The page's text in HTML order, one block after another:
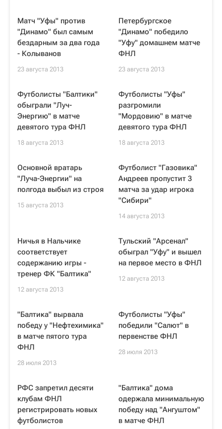
Матч "Уфы" против
"Динамо" был самым
бездарным за два года
- Колыванов
23 августа 2013
Петербургское
"Динамо" победило
"Уфу" домашнем матче
ФНЛ
23 августа 2013
Футболисты "Балтики"
обыграли "Луч-
Энергию" в матче
девятого тура ФНЛ
18 августа 2013
Футболисты "Уфы"
разгромили
"Мордовию" в матче
девятого тура ФНЛ
18 августа 2013
Основной вратарь
"Луча-Энергии" на
полгода выбыл из строя
15 августа 2013
Футболист "Газовика"
Андреев пропустит 3
матча за удар игрока
"Сибири"
14 августа 2013
Ничья в Нальчике
соответствует
содержанию игры -
тренер ФК "Балтика"
12 августа 2013
Тульский "Арсенал"
обыграл "Уфу" и вышел
на первое место в ФНЛ
12 августа 2013
"Балтика" вырвала
победу у "Нефтехимика"
в матче пятого тура
ФНЛ
28 июля 2013
Футболисты "Уфы"
победили "Салют" в
первенстве ФНЛ
28 июля 2013
РФС запретил десяти
клубам ФНЛ
регистрировать новых
футболистов
"Балтика" дома
одержала минимальную
победу над "Ангуштом"
в матче ФНЛ